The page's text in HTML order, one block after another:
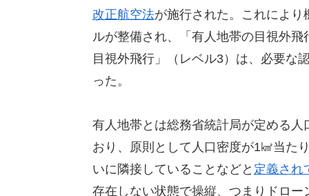
改正航空法が施行された。これによ
ルが整備され、「有人地帯の目視外
目視外飛行」（レベル3）は、必要な
った。
有人地帯とは総務省統計局が定める
おり、原則として人口密度が1㎢当た
いに隣接していることなどと 定義され
存在しない状態で操縦、つまりドロ